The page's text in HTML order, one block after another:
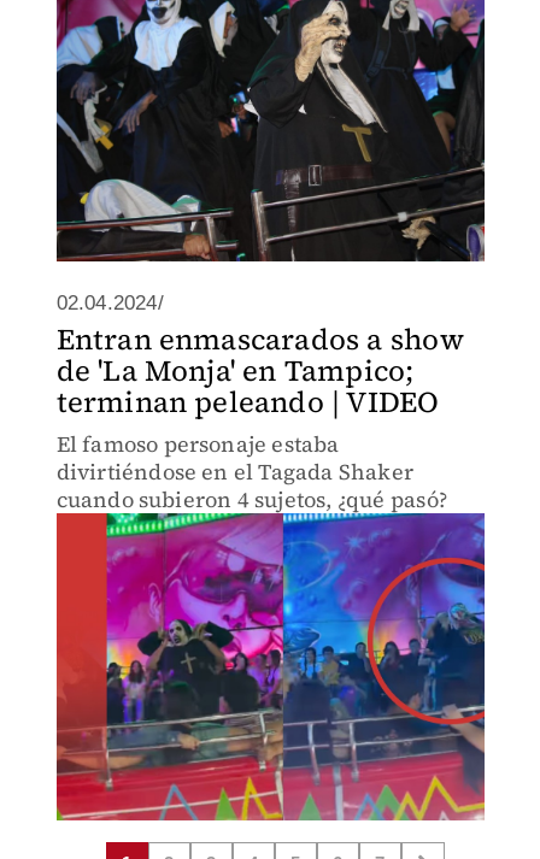
02.04.2024/
Entran enmascarados a show
de 'La Monja' en Tampico;
terminan peleando | VIDEO
El famoso personaje estaba
divirtiéndose en el Tagada Shaker
cuando subieron 4 sujetos, ¿qué pasó?